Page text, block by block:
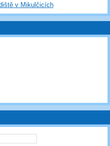
v Mikulčicích